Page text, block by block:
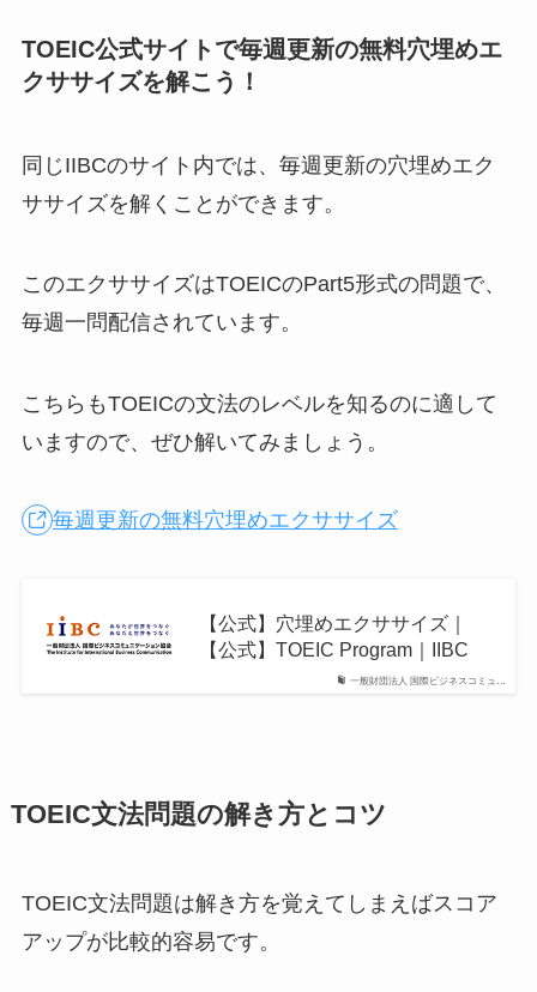
TOEIC公式サイトで毎週更新の無料穴埋めエ
クササイズを解こう！
同じIIBCのサイト内では、毎週更新の穴埋めエク
ササイズを解くことができます。
このエクササイズはTOEICのPart5形式の問題で、
毎週一問配信されています。
こちらもTOEICの文法のレベルを知るのに適して
いますので、ぜひ解いてみましょう。
毎週更新の無料穴埋めエクササイズ
一般財団法人 国際ビジネスコミュ…
【公式】穴埋めエクササイズ｜
【公式】TOEIC Program｜IIBC
TOEIC文法問題の解き方とコツ
TOEIC文法問題は解き方を覚えてしまえばスコア
アップが比較的容易です。